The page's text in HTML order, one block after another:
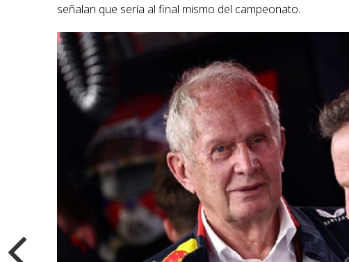
señalan que sería al final mismo del campeonato.